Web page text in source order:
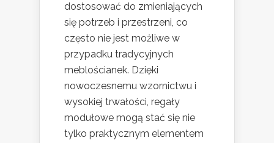
dostosować do zmieniających
się potrzeb i przestrzeni, co
często nie jest możliwe w
przypadku tradycyjnych
meblościanek. Dzięki
nowoczesnemu wzornictwu i
wysokiej trwałości, regały
modułowe mogą stać się nie
tylko praktycznym elementem